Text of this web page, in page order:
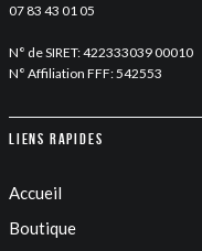
07 83 43 01 05
N° de SIRET: 422333039 00010
N° Affiliation FFF: 542553
Liens rapides
Accueil
Boutique